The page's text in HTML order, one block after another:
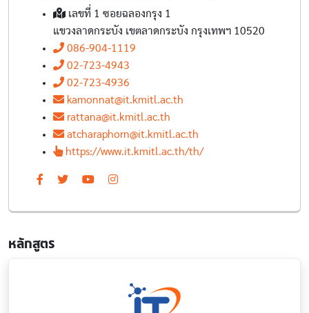
เลขที่ 1 ซอยฉลองกรุง 1
แขวงลาดกระบัง เขตลาดกระบัง กรุงเทพฯ 10520
086-904-1119
02-723-4943
02-723-4936
kamonnat@it.kmitl.ac.th
rattana@it.kmitl.ac.th
atcharaphorn@it.kmitl.ac.th
https://www.it.kmitl.ac.th/th/
หลักสูตร